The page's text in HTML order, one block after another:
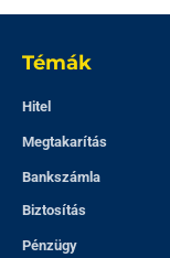
Témák
Hitel
Megtakarítás
Bankszámla
Biztosítás
Pénzügy